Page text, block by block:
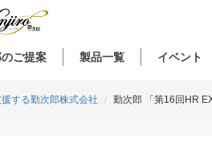
ご提案 製品一覧 イベント
する勤次郎株式会社 勤次郎 「第16回HR